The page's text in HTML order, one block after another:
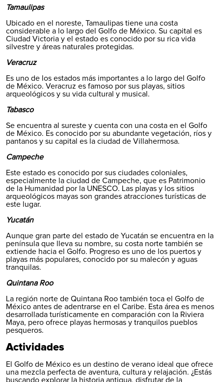
Tamaulipas
Ubicado en el noreste, Tamaulipas tiene una costa
considerable a lo largo del Golfo de México. Su capital es
Ciudad Victoria y el estado es conocido por su rica vida
silvestre y áreas naturales protegidas.
Veracruz
Es uno de los estados más importantes a lo largo del Golfo
de México. Veracruz es famoso por sus playas, sitios
arqueológicos y su vida cultural y musical.
Tabasco
Se encuentra al sureste y cuenta con una costa en el Golfo
de México. Es conocido por su abundante vegetación, ríos y
pantanos y su capital es la ciudad de Villahermosa.
Campeche
Este estado es conocido por sus ciudades coloniales,
especialmente la ciudad de Campeche, que es Patrimonio
de la Humanidad por la UNESCO. Las playas y los sitios
arqueológicos mayas son grandes atracciones turísticas de
este lugar.
Yucatán
Aunque gran parte del estado de Yucatán se encuentra en la
península que lleva su nombre, su costa norte también se
extiende hacia el Golfo. Progreso es uno de los puertos y
playas más populares, conocido por su malecón y aguas
tranquilas.
Quintana Roo
La región norte de Quintana Roo también toca el Golfo de
México antes de adentrarse en el Caribe. Esta área es menos
desarrollada turísticamente en comparación con la Riviera
Maya, pero ofrece playas hermosas y tranquilos pueblos
pesqueros.
Actividades
El Golfo de México es un destino de verano ideal que ofrece
una mezcla perfecta de aventura, cultura y relajación. ¿Estás
buscando explorar la historia antigua, disfrutar de la